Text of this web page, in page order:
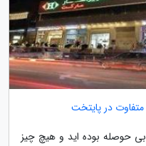
در پایتخت
بی حوصله بوده اید و هیچ چیز